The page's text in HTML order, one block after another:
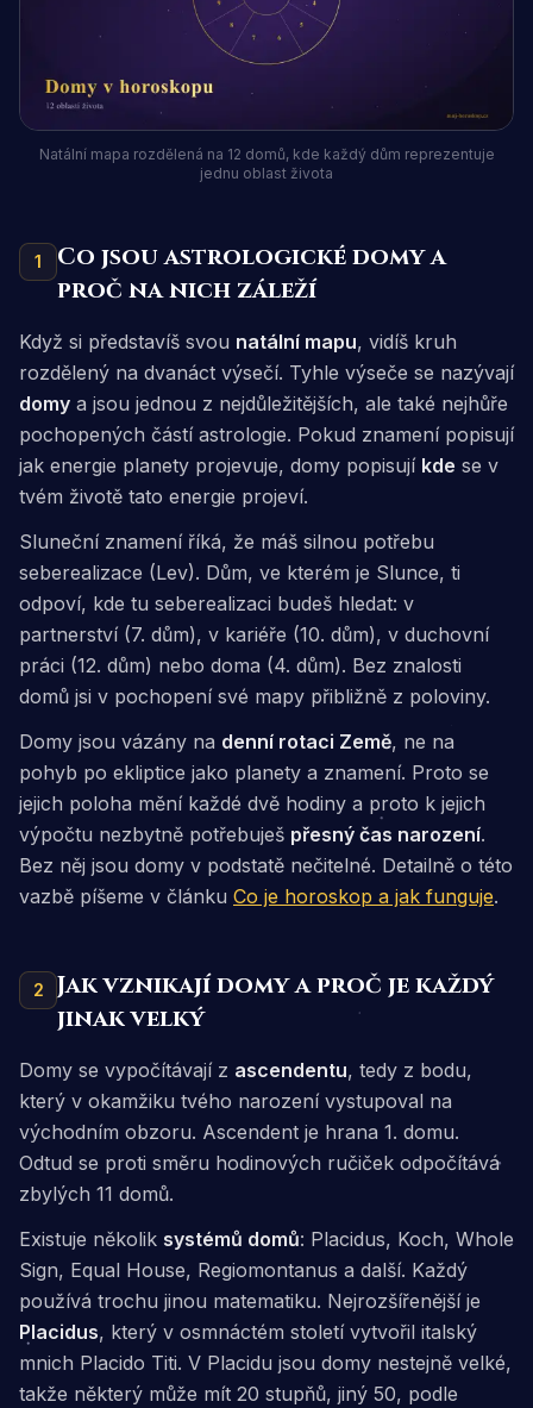
Natální mapa rozdělená na 12 domů, kde každý dům reprezentuje
jednu oblast života
1
Co jsou astrologické domy a
proč na nich záleží
Když si představíš svou natální mapu, vidíš kruh
rozdělený na dvanáct výsečí. Tyhle výseče se nazývají
domy a jsou jednou z nejdůležitějších, ale také nejhůře
pochopených částí astrologie. Pokud znamení popisují
jak energie planety projevuje, domy popisují kde se v
tvém životě tato energie projeví.
Sluneční znamení říká, že máš silnou potřebu
seberealizace (Lev). Dům, ve kterém je Slunce, ti
odpoví, kde tu seberealizaci budeš hledat: v
partnerství (7. dům), v kariéře (10. dům), v duchovní
práci (12. dům) nebo doma (4. dům). Bez znalosti
domů jsi v pochopení své mapy přibližně z poloviny.
Domy jsou vázány na denní rotaci Země, ne na
pohyb po ekliptice jako planety a znamení. Proto se
jejich poloha mění každé dvě hodiny a proto k jejich
výpočtu nezbytně potřebuješ přesný čas narození.
Bez něj jsou domy v podstatě nečitelné. Detailně o této
vazbě píšeme v článku Co je horoskop a jak funguje.
2
Jak vznikají domy a proč je každý
jinak velký
Domy se vypočítávají z ascendentu, tedy z bodu,
který v okamžiku tvého narození vystupoval na
východním obzoru. Ascendent je hrana 1. domu.
Odtud se proti směru hodinových ručiček odpočítává
zbylých 11 domů.
Existuje několik systémů domů: Placidus, Koch, Whole
Sign, Equal House, Regiomontanus a další. Každý
používá trochu jinou matematiku. Nejrozšířenější je
Placidus, který v osmnáctém století vytvořil italský
mnich Placido Titi. V Placidu jsou domy nestejně velké,
takže některý může mít 20 stupňů, jiný 50, podle